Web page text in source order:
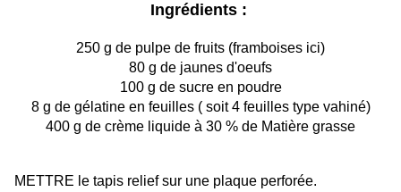
Ingrédients :
250 g de pulpe de fruits (framboises ici)
80 g de jaunes d'oeufs
100 g de sucre en poudre
8 g de gélatine en feuilles ( soit 4 feuilles type vahiné)
400 g de crème liquide à 30 % de Matière grasse
METTRE le tapis relief sur une plaque perforée.